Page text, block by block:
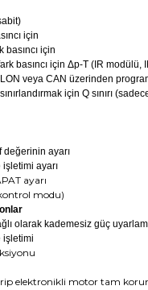
için
için
basıncı için Δp‐T (IR
veya CAN üzerinden
için Q sınırı
değerinin ayarı
ayarı
ayarı
modu)
olarak kademesiz güç
işletimi
elektronikli motor tam